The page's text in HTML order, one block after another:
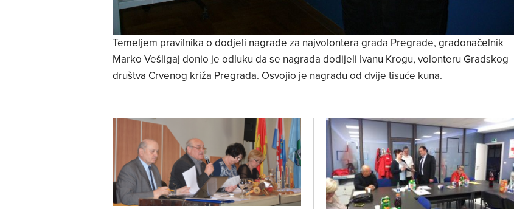
Temeljem pravilnika o dodjeli nagrade za najvolontera grada Pregrade, gradonačelnik
Marko Vešligaj donio je odluku da se nagrada dodijeli Ivanu Krogu, volonteru Gradskog
društva Crvenog križa Pregrada. Osvojio je nagradu od dvije tisuće kuna.